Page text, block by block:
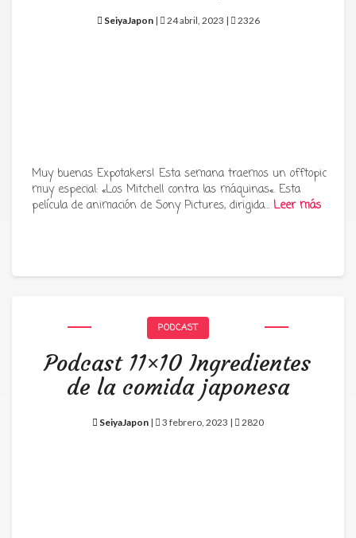
SeiyaJapon| 24 abril, 2023 | 2326
Muy buenas Expotakers! Esta semana traemos un offtopic
muy especial: «Los Mitchell contra las máquinas«. Esta
película de animación de Sony Pictures, dirigida… Leer más
PODCAST
Podcast 11×10 Ingredientes
de la comida japonesa
SeiyaJapon | 3 febrero, 2023 | 2820